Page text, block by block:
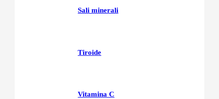
Sali minerali
Tiroide
Vitamina C